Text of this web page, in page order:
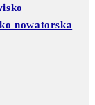
nowatorska